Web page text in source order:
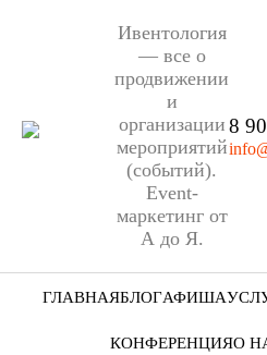
Ивентология
— все о
продвижении
и
организации
мероприятий
(событий).
Event-
маркетинг от
А до Я.
8
ГЛАВНАЯБЛОГ
Ниша
АФИША
КОНФЕРЕНЦИЯО